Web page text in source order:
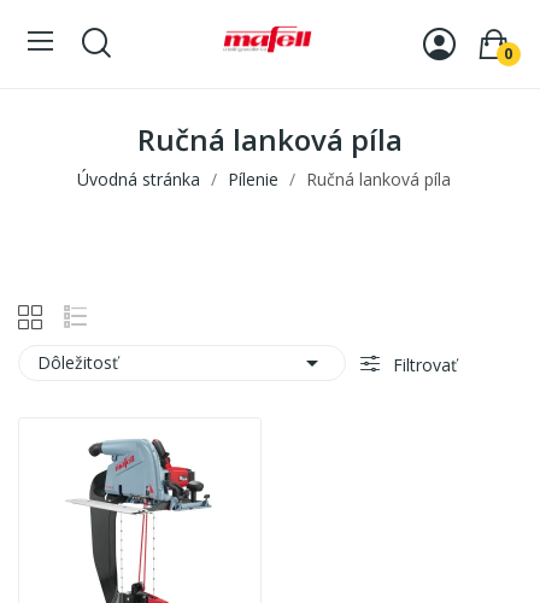
0
Ručná lanková píla
Úvodná stránka Pílenie Ručná lanková píla
Dôležitosť  Filtrovať